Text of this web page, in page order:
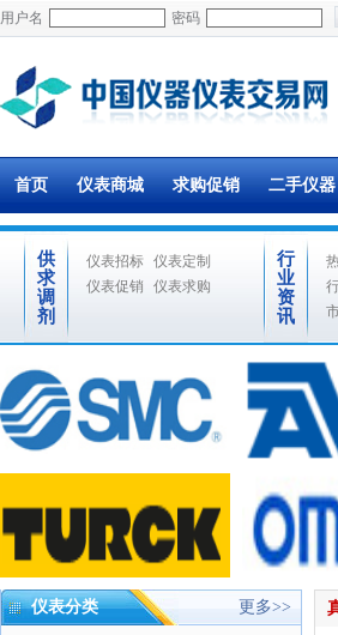
用户名 密码
首页 仪表商城 求购促销 二手仪器
供
求
调
剂
仪表招标 仪表定制
仪表促销
仪表求购
行
业
资
讯
仪表分类 更多>>